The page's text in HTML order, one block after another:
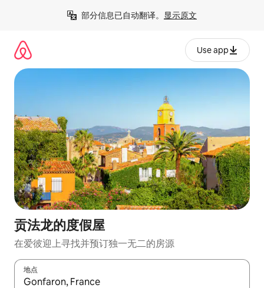
部分信息已自动翻译。 显示原文
Use app
贡法龙的度假屋
在爱彼迎上寻找并预订独一无二的房源
地点
如有搜索结果，请使用上下方向键查看，或通过点击或滑动手势